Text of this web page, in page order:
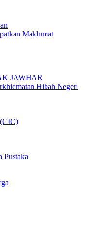
Maklumat
JAWHAR
Hibah Negeri
Pustaka